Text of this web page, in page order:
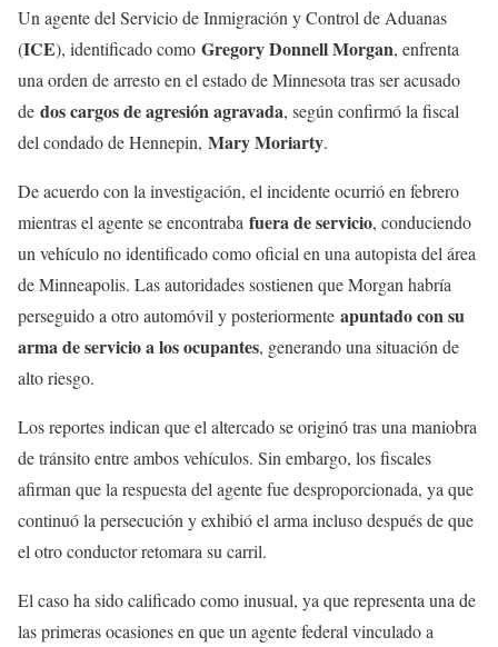
Un agente del Servicio de Inmigración y Control de Aduanas
(ICE), identificado como Gregory Donnell Morgan, enfrenta
una orden de arresto en el estado de Minnesota tras ser acusado
de dos cargos de agresión agravada, según confirmó la fiscal
del condado de Hennepin, Mary Moriarty.
De acuerdo con la investigación, el incidente ocurrió en febrero
mientras el agente se encontraba fuera de servicio, conduciendo
un vehículo no identificado como oficial en una autopista del área
de Minneapolis. Las autoridades sostienen que Morgan habría
perseguido a otro automóvil y posteriormente apuntado con su
arma de servicio a los ocupantes, generando una situación de
alto riesgo.
Los reportes indican que el altercado se originó tras una maniobra
de tránsito entre ambos vehículos. Sin embargo, los fiscales
afirman que la respuesta del agente fue desproporcionada, ya que
continuó la persecución y exhibió el arma incluso después de que
el otro conductor retomara su carril.
El caso ha sido calificado como inusual, ya que representa una de
las primeras ocasiones en que un agente federal vinculado a